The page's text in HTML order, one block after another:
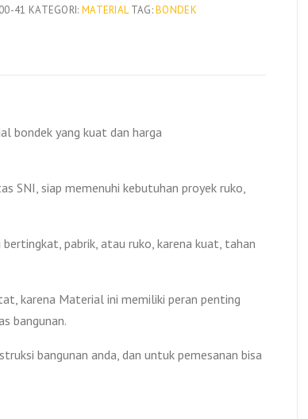
41 KATEGORI: MATERIAL TAG:BONDEK
bondek yang kuat dan harga
SNI, siap memenuhi kebutuhan proyek ruko,
pabrik, atau ruko, karena kuat, tahan
karena Material ini memiliki peran penting
bangunan.
bangunan anda, dan untuk pemesanan bisa